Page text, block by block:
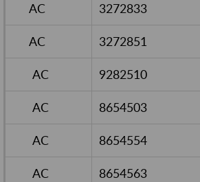
AC 3272833
AC 3272851
AC 9282510
AC 8654503
AC 8654554
AC 8654563